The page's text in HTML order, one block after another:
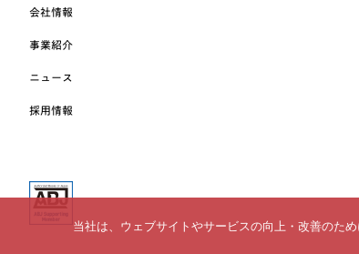
会社情報
事業紹介
ニュース
採用情報
当社は、ウェブサイトやサービスの向上・改善のた